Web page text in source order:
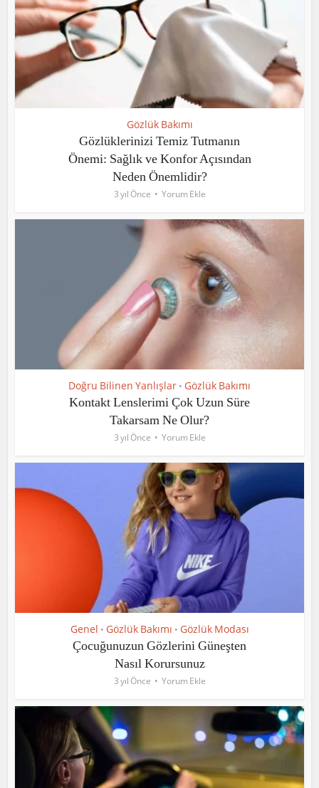
Gözlük Bakımı
Gözlüklerinizi Temiz Tutmanın
Önemi: Sağlık ve Konfor Açısından
Neden Önemlidir?
3 yıl Önce Yorum Ekle
Doğru Bilinen Yanlışlar • Gözlük Bakımı
Kontakt Lenslerimi Çok Uzun Süre
Takarsam Ne Olur?
3 yıl Önce Yorum Ekle
Genel • Gözlük Bakımı • Gözlük Modası
Çocuğunuzun Gözlerini Güneşten
Nasıl Korursunuz
3 yıl Önce Yorum Ekle